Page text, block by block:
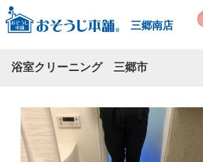
三郷南店
浴室クリーニング 三郷市